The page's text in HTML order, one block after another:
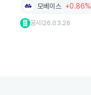
모베이스 +0.86%
공시 26.03.26